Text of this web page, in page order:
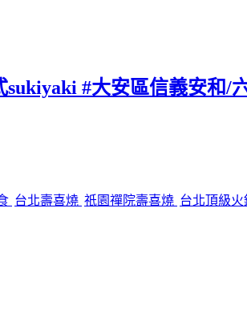
#大安區信義安和/
台北壽喜燒 祇園禪院壽喜燒 台北頂級火